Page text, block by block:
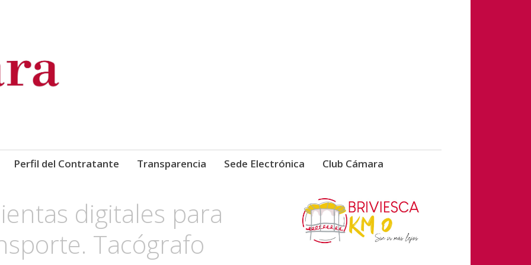
Comercio, Industria y Servicios de Briviesca
Perfil del Contratante Transparencia Sede Electrónica Club Cámara
digitales para
Tacógrafo